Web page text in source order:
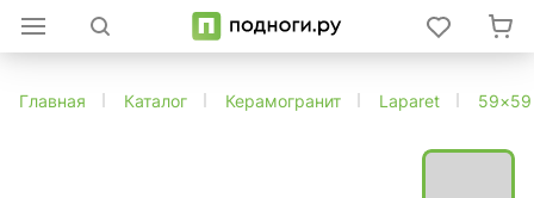
Главная Каталог Керамогранит Laparet 59×59